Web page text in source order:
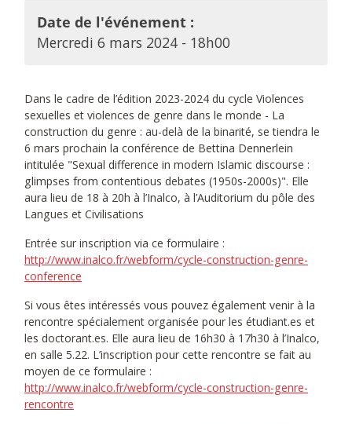
Date de l'événement :
Mercredi 6 mars 2024 - 18h00
Dans le cadre de l’édition 2023-2024 du cycle Violences
sexuelles et violences de genre dans le monde - La
construction du genre : au-delà de la binarité, se tiendra le
6 mars prochain la conférence de Bettina Dennerlein
intitulée "Sexual difference in modern Islamic discourse :
glimpses from contentious debates (1950s-2000s)". Elle
aura lieu de 18 à 20h à l’Inalco, à l’Auditorium du pôle des
Langues et Civilisations
Entrée sur inscription via ce formulaire :
http://www.inalco.fr/webform/cycle-construction-genre-
conference
Si vous êtes intéressés vous pouvez également venir à la
rencontre spécialement organisée pour les étudiant.es et
les doctorant.es. Elle aura lieu de 16h30 à 17h30 à l’Inalco,
en salle 5.22. L’inscription pour cette rencontre se fait au
moyen de ce formulaire :
http://www.inalco.fr/webform/cycle-construction-genre-
rencontre